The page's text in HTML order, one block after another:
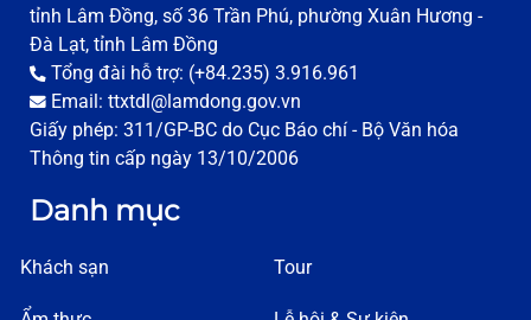
Đại Lý Vé Máy Bay Vietjet Air
4 Trần Quốc Toản, P3, Tp. Đà Lạt, Lâm Đồng
0263 3531 672
Đại Lý Vé Máy Bay Tinh Hoa
83 Nguyễn Công Trứ, Phường 8, Thành phố Đà Lạt
0263 3522644
tỉnh Lâm Đồng, số 36 Trần Phú, phường Xuân Hương -
Đà Lạt, tỉnh Lâm Đồng
Tổng đài hỗ trợ: (+84.235) 3.916.961
Email: ttxtdl@lamdong.gov.vn
Giấy phép: 311/GP-BC do Cục Báo chí - Bộ Văn hóa
Thông tin cấp ngày 13/10/2006
Danh mục
Khách sạn Tour